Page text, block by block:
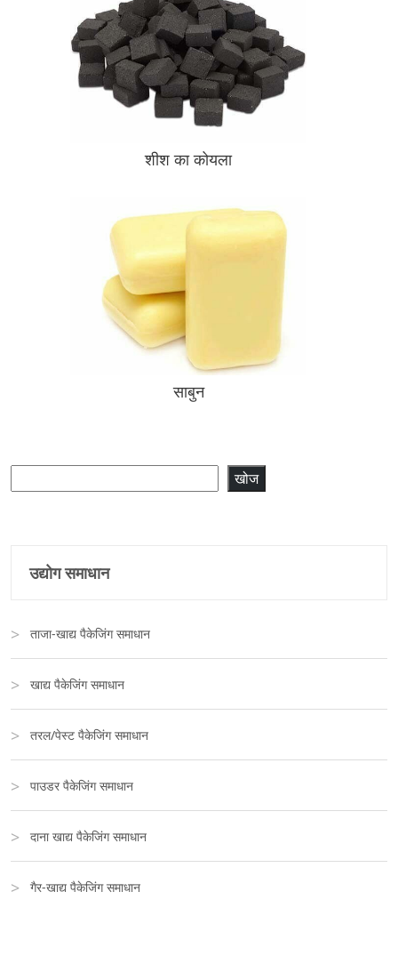
शीश का कोयला
साबुन
खोज
उद्योग समाधान
ताजा-खाद्य पैकेजिंग समाधान
खाद्य पैकेजिंग समाधान
तरल/पेस्ट पैकेजिंग समाधान
पाउडर पैकेजिंग समाधान
दाना खाद्य पैकेजिंग समाधान
गैर-खाद्य पैकेजिंग समाधान